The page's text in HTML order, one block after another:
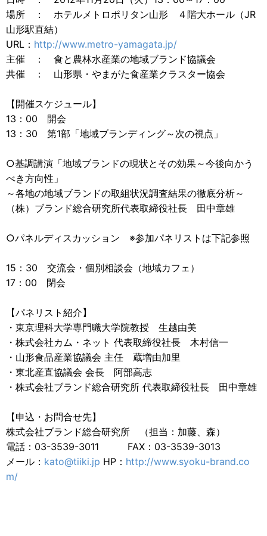
場所 ： ホテルメトロポリタン山形 ４階大ホール（JR
山形駅直結）
URL： http://www.metro-yamagata.jp/
主催 ： 食と農林水産業の地域ブランド協議会
共催 ： 山形県・やまがた食産業クラスター協会
【開催スケジュール】
13：00 開会
13：30 第1部「地域ブランディング～次の視点」
○基調講演「地域ブランドの現状とその効果～今後向かう
べき方向性」
～各地の地域ブランドの取組状況調査結果の徹底分析～
（株）ブランド総合研究所代表取締役社長 田中章雄
○パネルディスカッション ※参加パネリストは下記参照
15：30 交流会・個別相談会（地域カフェ）
17：00 閉会
【パネリスト紹介】
・東京理科大学専門職大学院教授 生越由美
・株式会社カム・ネット 代表取締役社長 木村信一
・山形食品産業協議会 主任 蔵増由加里
・東北産直協議会 会長 阿部高志
・株式会社ブランド総合研究所 代表取締役社長 田中章雄
【申込・お問合せ先】
株式会社ブランド総合研究所 （担当：加藤、森）
電話：03-3539-3011 FAX：03-3539-3013
メール： kato@tiiki.jp HP： http://www.syoku-brand.co
m/